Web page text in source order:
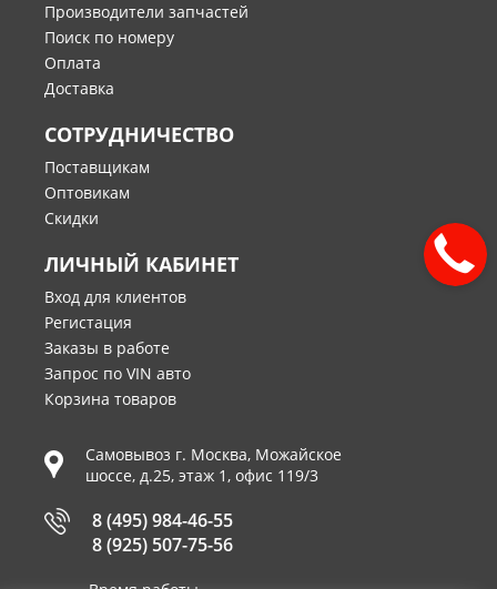
Производители запчастей
Поиск по номеру
Оплата
Доставка
СОТРУДНИЧЕСТВО
Поставщикам
Оптовикам
Скидки
ЛИЧНЫЙ КАБИНЕТ
Вход для клиентов
Регистация
Заказы в работе
Запрос по VIN авто
Корзина товаров
Самовывоз г. Москва, Можайское
шоссе, д.25, этаж 1, офис 119/3
8 (495) 984-46-55
8 (925) 507-75-56